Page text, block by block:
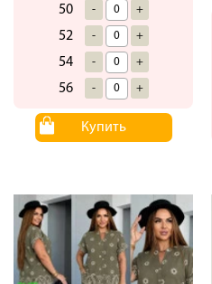
50 - +
52 - +
54 - +
56 - +
Купить